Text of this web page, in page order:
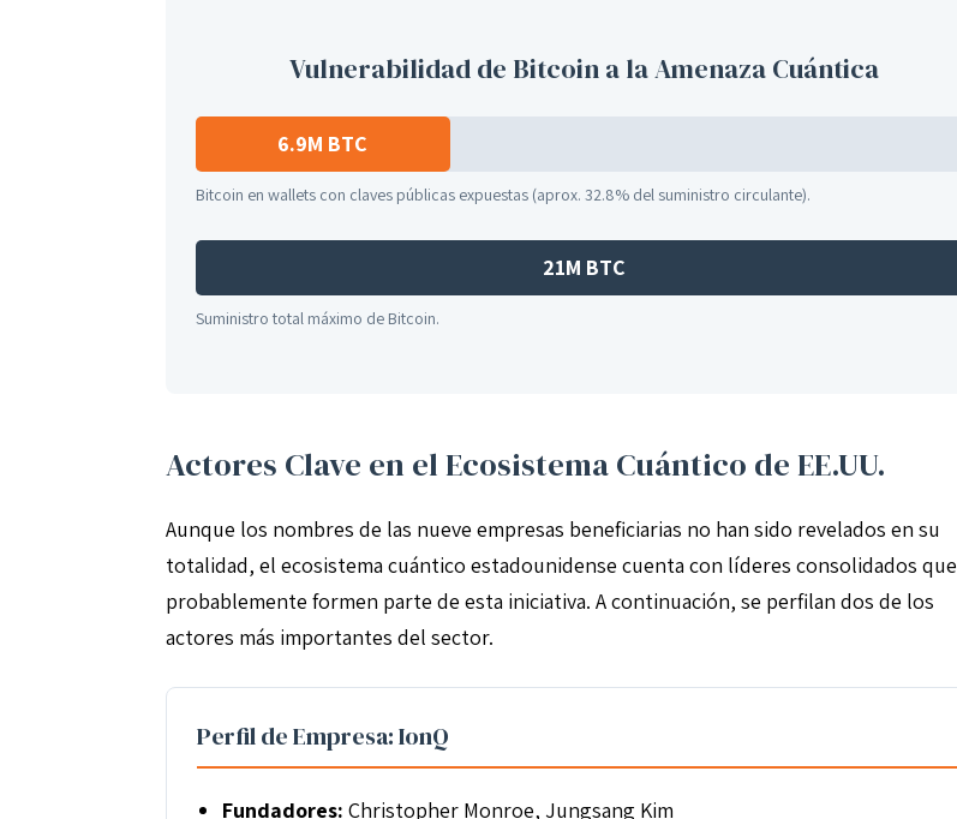
Vulnerabilidad de Bitcoin a la Amenaza Cuántica
6.9M BTC
Bitcoin en wallets con claves públicas expuestas (aprox. 32.8% del suministro circulante).
21M BTC
Suministro total máximo de Bitcoin.
Actores Clave en el Ecosistema Cuántico de EE.UU.
Aunque los nombres de las nueve empresas beneficiarias no han sido revelados en su
totalidad, el ecosistema cuántico estadounidense cuenta con líderes consolidados que
probablemente formen parte de esta iniciativa. A continuación, se perfilan dos de los
actores más importantes del sector.
Perfil de Empresa: IonQ
Fundadores: Christopher Monroe, Jungsang Kim